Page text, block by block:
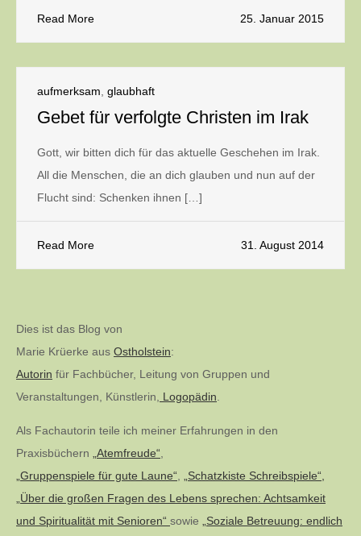
Read More 25. Januar 2015
aufmerksam glaubhaft
Gebet für verfolgte Christen im Irak
Gott, wir bitten dich für das aktuelle Geschehen im Irak.
All die Menschen, die an dich glauben und nun auf der
Flucht sind: Schenken ihnen […]
Read More 31. August 2014
Dies ist das Blog von
Marie Krüerke aus Ostholstein:
Autorin für Fachbücher, Leitung von Gruppen und
Veranstaltungen, Künstlerin,
Logopädin
Als Fachautorin teile ich meiner Erfahrungen in den
Praxisbüchern
„Atemfreude“
„Gruppenspiele für gute Laune“
„Schatzkiste Schreibspiele“,
„Über die großen Fragen des Lebens sprechen: Achtsamkeit
und Spiritualität mit Senioren“ sowie
„Soziale Betreuung: endlich